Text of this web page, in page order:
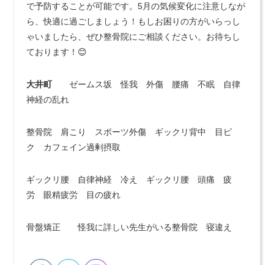
で予防することが可能です。5月の気候変化に注意しなが
ら、快適に過ごしましょう！もしお困りの方がいらっし
ゃいましたら、ぜひ整骨院にご相談ください。お待ちし
ております！😊
大井町ゼームス坂 怪我 外傷 腰痛 不眠 自律
神経の乱れ
整骨院 肩こり スポーツ外傷 ギックリ背中 目ピ
ク カフェイン過剰摂取
ギックリ腰 自律神経 冷え ギックリ腰 頭痛 疲
労 眼精疲労 目の疲れ
骨盤矯正 怪我に詳しい先生がいる整骨院 寝違え